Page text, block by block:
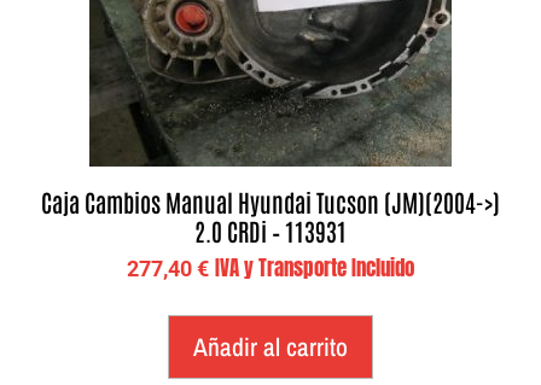
Caja Cambios Manual Hyundai Tucson (JM)(2004->)
2.0 CRDi – 113931
277,40€ IVA y Transporte Incluido
Añadir al carrito